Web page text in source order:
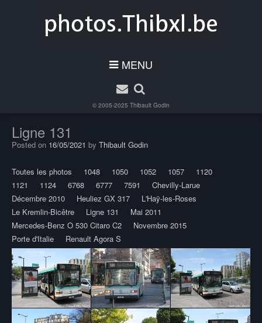
MENU
© 2005-2025 Thibault Godin
Ligne 131
Posted on 16/05/2021 by Thibault Godin
Toutes les photos 1048 1050 1052 1057
1120
1121
1124 6768 6777 7591
Chevilly-Larue
Décembre 2010
Heuliez GX 317
L'Haÿ-les-Roses
Le Kremlin-Bicêtre
Ligne 131
Mai 2011
Mercedes-Benz O 530 Citaro C2
Novembre 2015
Porte d'Italie
Renault Agora S